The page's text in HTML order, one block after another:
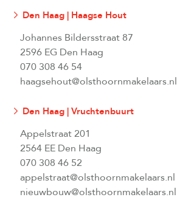
Den Haag | Haagse Hout
Johannes Bildersstraat 87
2596 EG Den Haag
070 308 46 54
haagsehout@olsthoornmakelaars.nl
Den Haag | Vruchtenbuurt
Appelstraat 201
2564 EE Den Haag
070 308 46 52
appelstraat@olsthoornmakelaars.nl
nieuwbouw@olsthoornmakelaars.nl